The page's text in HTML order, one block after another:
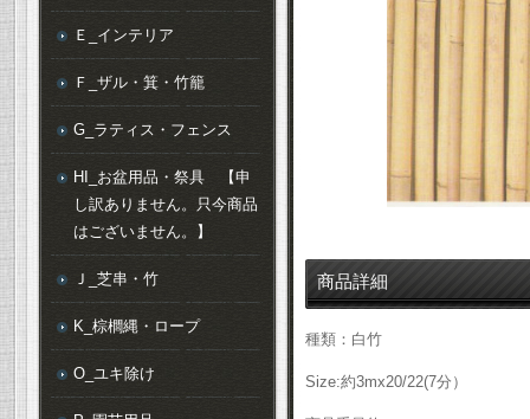
商品詳細
種類：白竹
Size:約3mx20/22(7分）
Ｅ_インテリア
Ｆ_ザル・箕・竹籠
G_ラティス・フェンス
HI_お盆用品・祭具 【申
し訳ありません。只今商品
はございません。】
Ｊ_芝串・竹
K_棕櫚縄・ロープ
O_ユキ除け